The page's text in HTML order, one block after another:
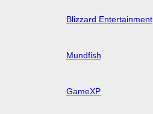
Blizzard Entertainment
Mundfish
GameXP